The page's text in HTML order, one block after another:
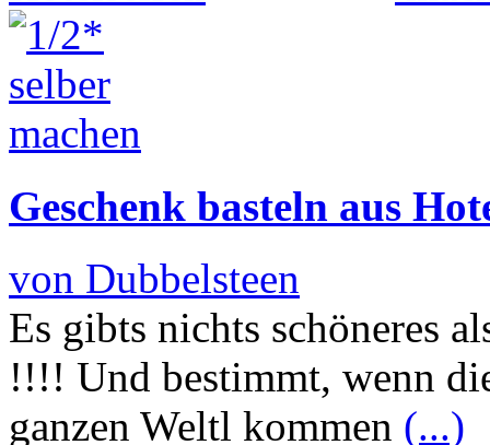
Geschenk basteln aus
von Dubbelsteen
Es gibts nichts schöneres
!!!! Und bestimmt, wenn
ganzen Weltl kommen (...)